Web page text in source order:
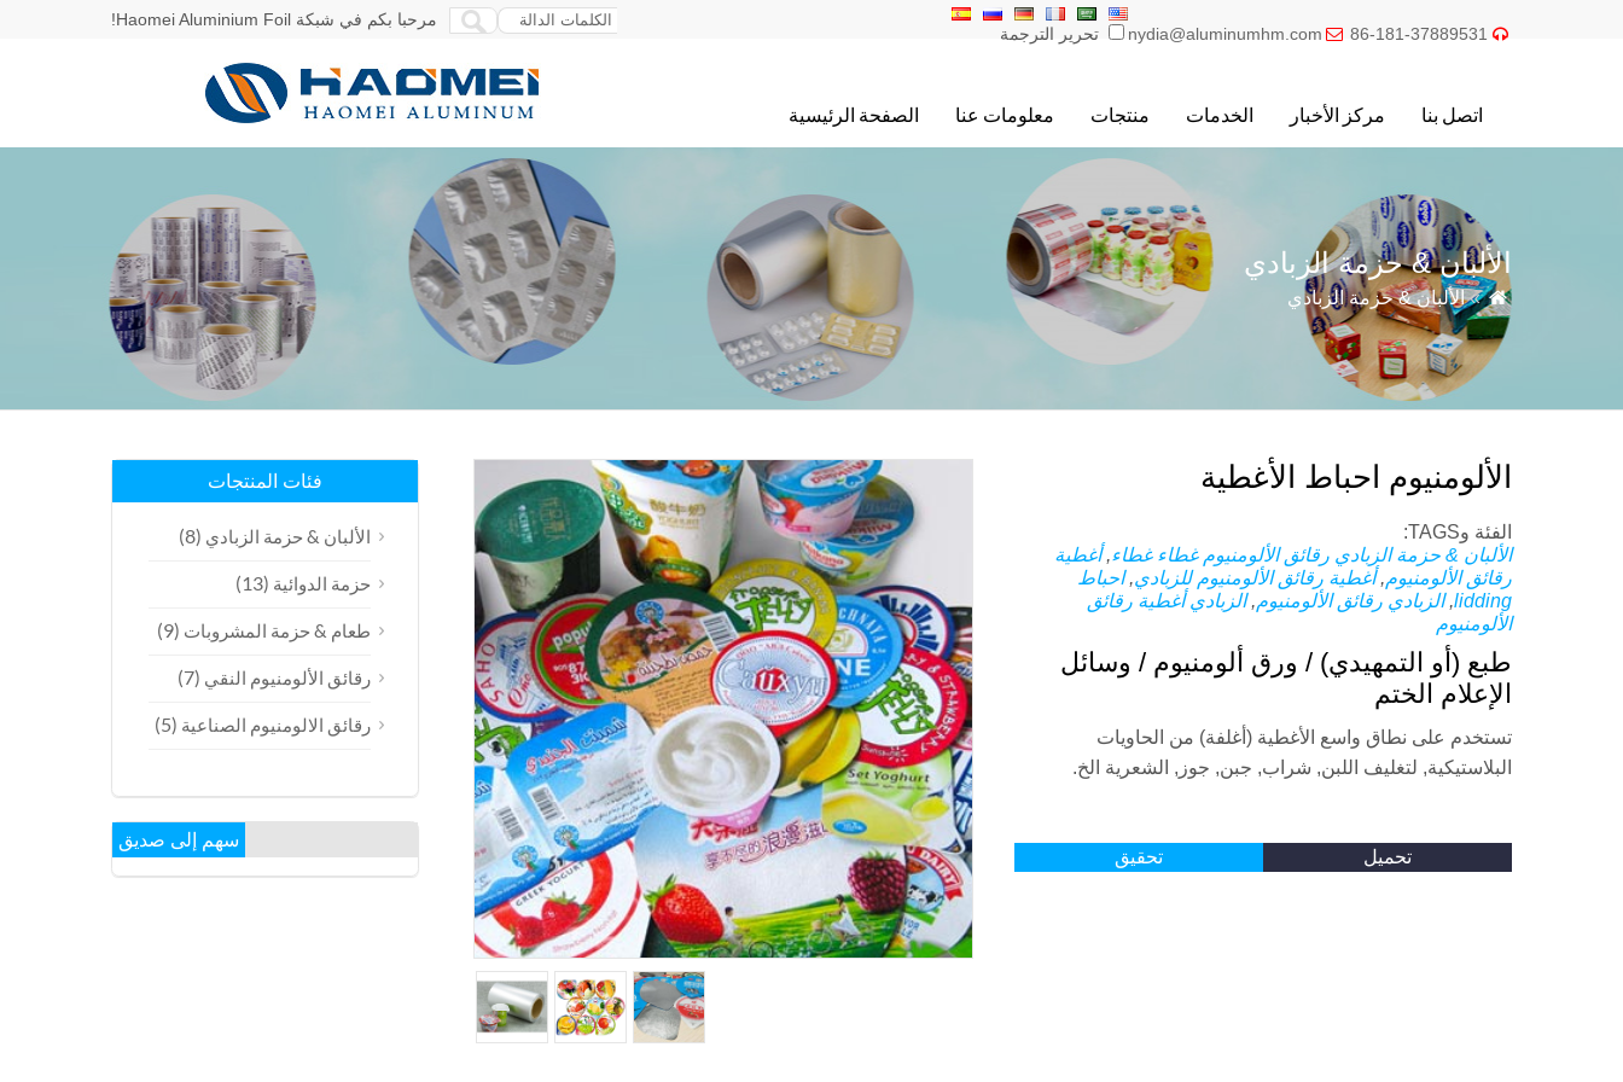
مرحبا بكم في شبكة Haomei Aluminium Foil!

86-181-37889531

nydia@aluminumhm.com تحرير الترجمة
الصفحة الرئيسية معلومات عنا منتجات الخدمات مركز الأخبار اتصل بنا
الألبان & حزمة الزبادي

»الألبان & حزمة الزبادي
الألومنيوم احباط الأغطية
الفئة وTAGS:
الألبان & حزمة الزبادي رقائق الألومنيوم غطاء غطاء,أغطية
رقائق الألومنيوم,أغطية رقائق الألومنيوم للزبادي,احباط
lidding
,الزبادي رقائق الألومنيوم,الزبادي أغطية رقائق
الألومنيوم
طبع (أو التمهيدي) / ورق ألومنيوم / وسائل
الإعلام الختم
تستخدم على نطاق واسع الأغطية (أغلفة) من الحاويات
البلاستيكية, لتغليف اللبن, شراب, جبن, جوز, الشعرية الخ.
تحميل تحقيق
فئات المنتجات
الألبان & حزمة الزبادي (8)
حزمة الدوائية (13)
طعام & حزمة المشروبات (9)
رقائق الألومنيوم النقي (7)
رقائق الالومنيوم الصناعية (5)
سهم إلى صديق